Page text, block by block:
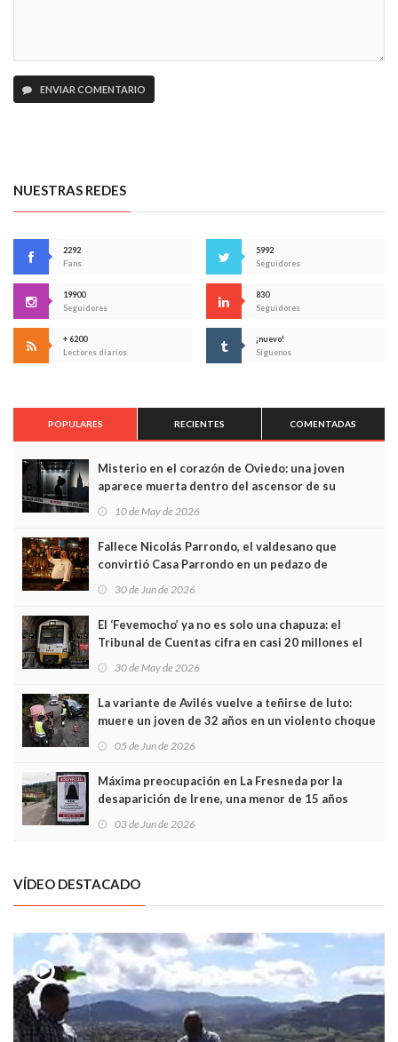
ENVIAR COMENTARIO
NUESTRAS REDES
2292
Fans
5992
Seguidores
19900
Seguidores
830
Seguidores
+ 6200
Lectores diarios
¡nuevo!
Síguenos
POPULARES RECIENTES COMENTADAS
Misterio en el corazón de Oviedo: una joven
aparece muerta dentro del ascensor de su
edificio y las cámaras captan sus últimos minutos
10 de May de 2026
Fallece Nicolás Parrondo, el valdesano que
convirtió Casa Parrondo en un pedazo de
Asturias en Madrid
30 de Jun de 2026
El ‘Fevemocho’ ya no es solo una chapuza: el
Tribunal de Cuentas cifra en casi 20 millones el
sobrecoste de los trenes que no cabían por los
30 de May de 2026
La variante de Avilés vuelve a teñirse de luto:
muere un joven de 32 años en un violento choque
frontal
05 de Jun de 2026
Máxima preocupación en La Fresneda por la
desaparición de Irene, una menor de 15 años
03 de Jun de 2026
VÍDEO DESTACADO